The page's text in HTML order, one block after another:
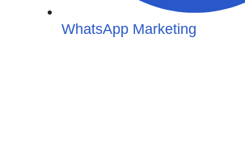
WhatsApp Marketing